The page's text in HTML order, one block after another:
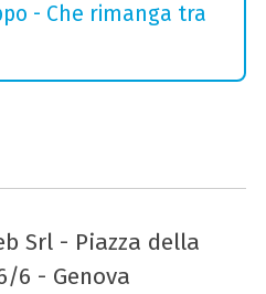
- Che rimanga tra
Srl - Piazza della
6 - Genova